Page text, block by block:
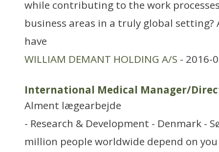
while contributing to the work
business areas in a truly global setting?
have
WILLIAM DEMANT HOLDING A/S - 2016-
International Medical Manager/
Alment lægearbejde
- Research & Development - Denmark -
million people worldwide depend on